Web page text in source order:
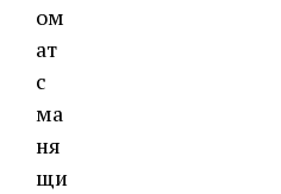
ом
ат
с
ма
ня
щи